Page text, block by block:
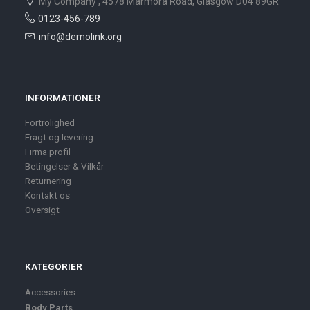
0123-456-789
info@demolink.org
INFORMATIONER
Fortrolighed
Fragt og levering
Firma profil
Betingelser & Vilkår
Returnering
Kontakt os
Oversigt
KATEGORIER
Accessories